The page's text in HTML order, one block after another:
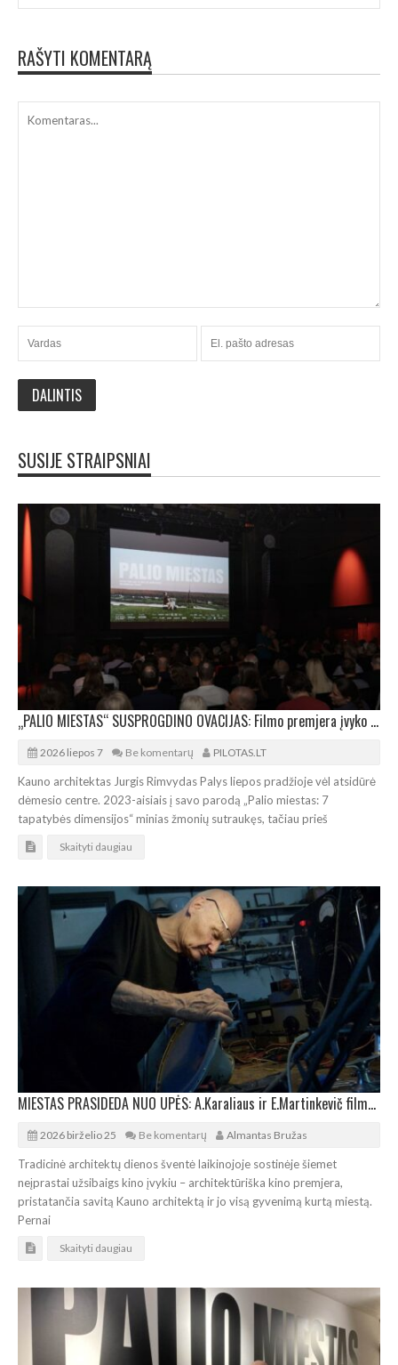
RAŠYTI KOMENTARĄ
SUSIJE STRAIPSNIAI
„PALIO MIESTAS“ SUSPROGDINO OVACIJAS: Filmo premjera įvyko sausakimšoje salėje
2026 liepos 7 Be komentarų PILOTAS.LT
Kauno architektas Jurgis Rimvydas Palys liepos pradžioje vėl atsidūrė
dėmesio centre. 2023-aisiais į savo parodą „Palio miestas: 7
tapatybės dimensijos“ minias žmonių sutraukęs, tačiau prieš
Skaityti daugiau
MIESTAS PRASIDEDA NUO UPĖS: A.Karaliaus ir E.Martinkevič filmo „Palio miestas“ premjera
2026 birželio 25 Be komentarų Almantas Bružas
Tradicinė architektų dienos šventė laikinojoje sostinėje šiemet
neįprastai užsibaigs kino įvykiu – architektūriška kino premjera,
pristatančia savitą Kauno architektą ir jo visą gyvenimą kurtą miestą.
Pernai
Skaityti daugiau